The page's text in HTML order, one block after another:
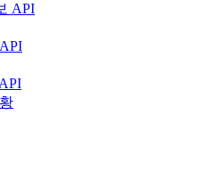
API